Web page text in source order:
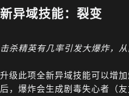
新异域技能：裂变
击杀精英有几率引发大爆炸，
升级此项全新异域技能可以增
后，爆炸会生成剧毒失心者（友